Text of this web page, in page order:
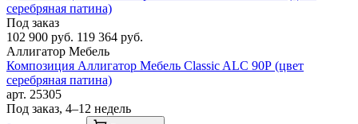
Под заказ
102 900 руб. 119 364 руб.
Аллигатор Мебель
Композиция Аллигатор Мебель Classic ALC 90Р (цвет
серебряная патина)
арт. 25305
Под заказ, 4–12 недель